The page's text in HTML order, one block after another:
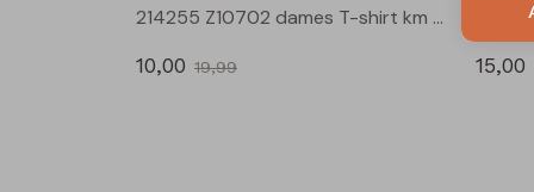
214255 Z10702 dames T-shirt km Groen mos
10,00 19,99
15,00